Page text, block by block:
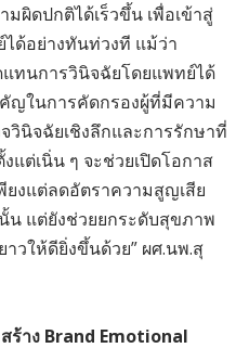
ผิดปกติได้เร็วขึ้น เพื่อเข้าสู่
ด้อย่างทันท่วงที แม้ว่า
ทนการวินิจฉัยโดยแพทย์ได้
ญในการคัดกรองผู้ที่มีความ
วินิจฉัยเชิงลึกและการรักษาที่
แต่เนิ่น ๆ จะช่วยเปิดโอกาส
ยงแต่ลดอัตราความสูญเสีย
น แต่ยังช่วยยกระดับสุขภาพ
วให้ดียิ่งขึ้นด้วย” ผศ.นพ.สุ
ร้าง Brand Emotional